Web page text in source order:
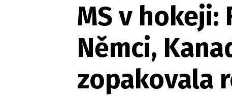
MS v hokeji:
Němci,
zopakovala